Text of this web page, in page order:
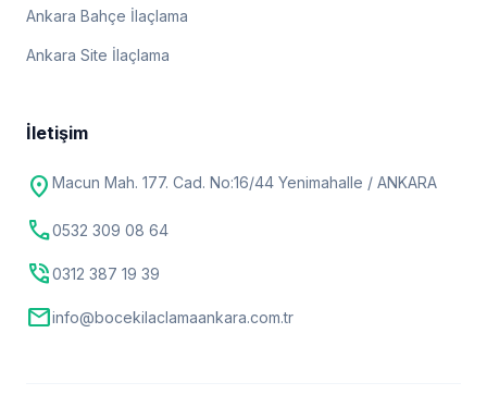
Ankara Bahçe İlaçlama
Ankara Site İlaçlama
İletişim
location_on Macun Mah. 177. Cad. No:16/44 Yenimahalle / ANKARA
call0532 309 08 64
phone_in_talk0312 387 19 39
mailinfo@bocekilaclamaankara.com.tr